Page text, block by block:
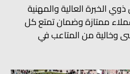
الخبرة العالية والمهنية
ممتازة وضمان تمتع كل
وخالية من المتاعب في